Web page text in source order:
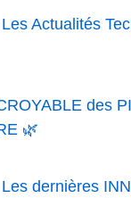
Actualités
des
🌿
dernières